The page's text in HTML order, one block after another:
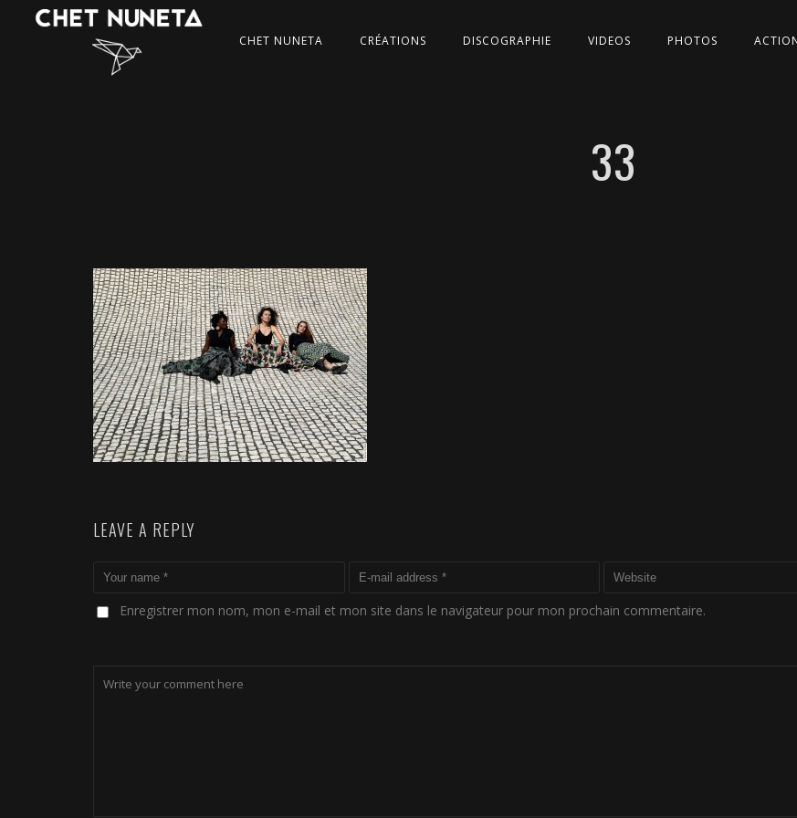
CHET NUNETA CRÉATIONS DISCOGRAPHIE VIDEOS PHOTOS
33
LEAVE A REPLY
Enregistrer mon nom, mon e-mail et mon site dans le navigateur pour mon prochain commentaire.